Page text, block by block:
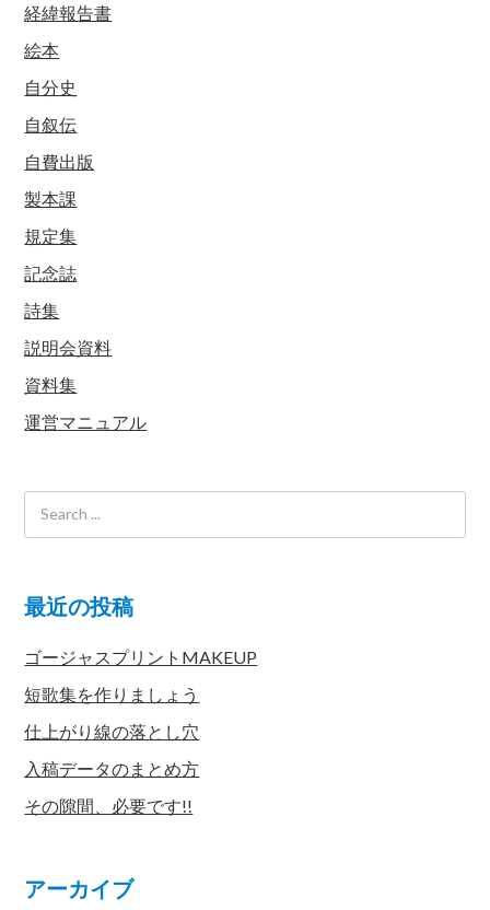
経緯報告書
絵本
自分史
自叙伝
自費出版
製本課
規定集
記念誌
詩集
説明会資料
資料集
運営マニュアル
最近の投稿
ゴージャスプリントMAKEUP
短歌集を作りましょう
仕上がり線の落とし穴
入稿データのまとめ方
その隙間、必要です!!
アーカイブ